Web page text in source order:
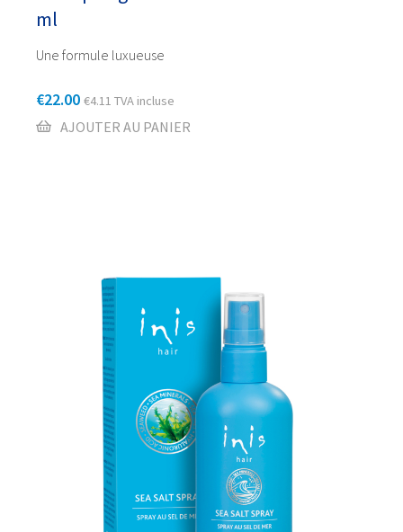
ml
Une formule luxueuse
€22.00 €4.11 TVA incluse
AJOUTER AU PANIER